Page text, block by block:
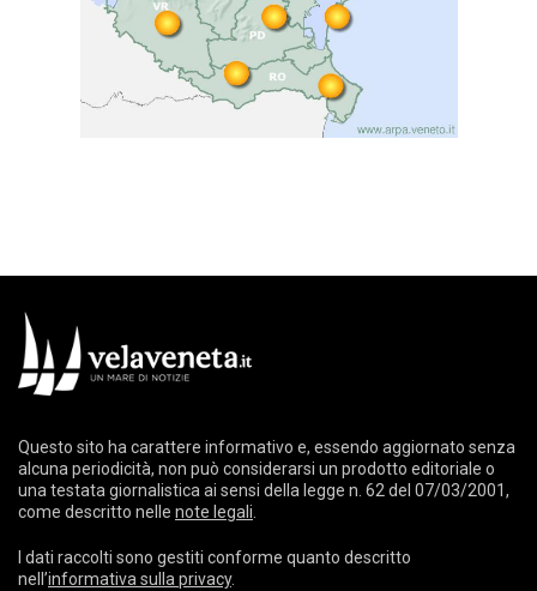
Questo sito ha carattere informativo e, essendo aggiornato senza
alcuna periodicità, non può considerarsi un prodotto editoriale o
una testata giornalistica ai sensi della legge n. 62 del 07/03/2001,
come descritto nelle note legali
I dati raccolti sono gestiti conforme quanto descritto
nell’informativa sulla privacy.